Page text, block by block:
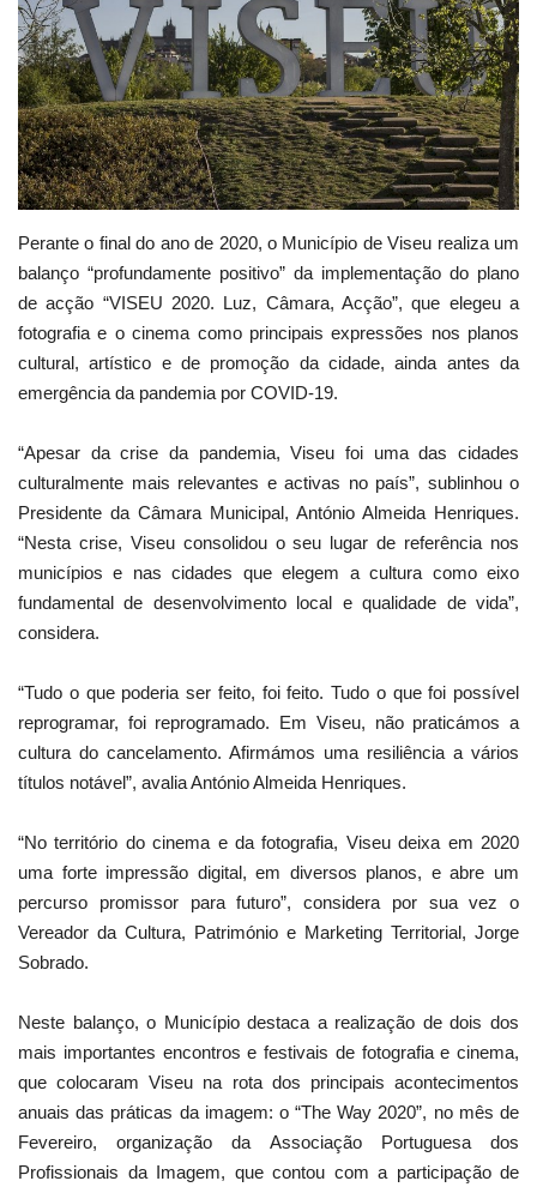
Estatuto Editorial
Saúde
Ficha técnica
Lazer
Ambiente
Perante o final do ano de 2020, o Município de Viseu realiza um
balanço “profundamente positivo” da implementação do plano
de acção “VISEU 2020. Luz, Câmara, Acção”, que elegeu a
fotografia e o cinema como principais expressões nos planos
cultural, artístico e de promoção da cidade, ainda antes da
emergência da pandemia por COVID-19.
“Apesar da crise da pandemia, Viseu foi uma das cidades
culturalmente mais relevantes e activas no país”, sublinhou o
Presidente da Câmara Municipal, António Almeida Henriques.
“Nesta crise, Viseu consolidou o seu lugar de referência nos
municípios e nas cidades que elegem a cultura como eixo
fundamental de desenvolvimento local e qualidade de vida”,
considera.
“Tudo o que poderia ser feito, foi feito. Tudo o que foi possível
reprogramar, foi reprogramado. Em Viseu, não praticámos a
cultura do cancelamento. Afirmámos uma resiliência a vários
títulos notável”, avalia António Almeida Henriques.
“No território do cinema e da fotografia, Viseu deixa em 2020
uma forte impressão digital, em diversos planos, e abre um
percurso promissor para futuro”, considera por sua vez o
Vereador da Cultura, Património e Marketing Territorial, Jorge
Sobrado.
Neste balanço, o Município destaca a realização de dois dos
mais importantes encontros e festivais de fotografia e cinema,
que colocaram Viseu na rota dos principais acontecimentos
anuais das práticas da imagem: o “The Way 2020”, no mês de
Fevereiro, organização da Associação Portuguesa dos
Profissionais da Imagem, que contou com a participação de